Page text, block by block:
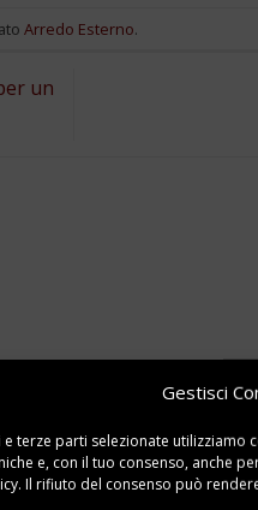
Gestisci
e terze parti selezionate utilizziamo
e, con il tuo consenso, anche
. Il rifiuto del consenso può
Arredo Esterno.
un